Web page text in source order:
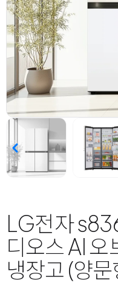
LG전자
디오스 AI 오
냉장고 (양문